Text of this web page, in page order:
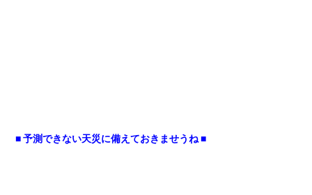
■ 予測できない天災に備えておきませうね ■